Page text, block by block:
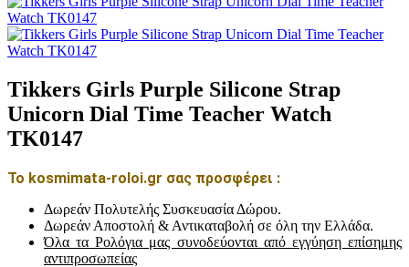
Tikkers Girls Purple Silicone Strap
Unicorn Dial Time Teacher Watch
TK0147
Το kosmimata-roloi.gr σας προσφέρει :
Δωρεάν Πολυτελής Συσκευασία Δώρου.
Δωρεάν Αποστολή & Αντικαταβολή σε όλη την Ελλάδα.
Όλα τα Ρολόγια μας συνοδεύονται από εγγύηση επίσημης
αντιπροσωπείας